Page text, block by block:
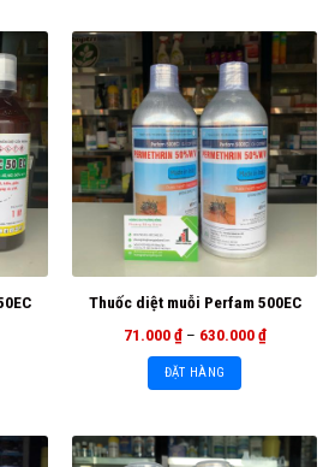
Thuốc diệt muỗi Perfam 500EC
71.000₫ – 630.000₫
ĐẶT HÀNG